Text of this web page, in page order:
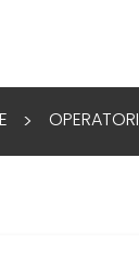
> OPERATORI